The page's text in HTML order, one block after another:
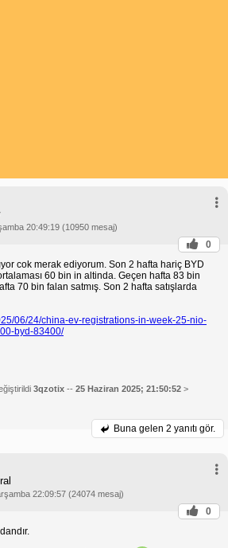
20:49:19 (10950 mesaj)
0
cok merak ediyorum. Son 2 hafta hariç BYD
60 bin in altinda. Geçen hafta 83 bin
70 bin falan satmış. Son 2 hafta satışlarda
06/24/china-ev-registrations-in-week-25-nio-
byd-83400/
3qzotix -- 25 Haziran 2025; 21:50:52 >
Buna gelen 2 yanıtı gör.
22:09:57 (24074 mesaj)
0